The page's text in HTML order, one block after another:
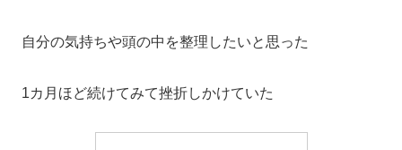
自分の気持ちや頭の中を整理したいと思った
1カ月ほど続けてみて挫折しかけていた